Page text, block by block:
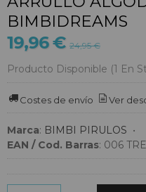
BIMBIDREAMS
19,96 € 24,95 €
Producto Disponible (1 En
Costes de envío Ver
Marca: BIMBI PIRULOS •
EAN / Cod. Barras: 006